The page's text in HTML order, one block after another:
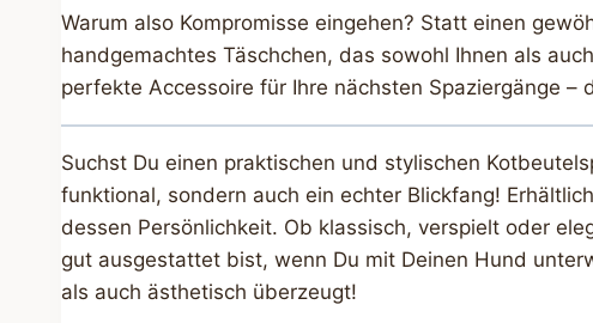
Warum also Kompromisse eingehen? Statt einen
handgemachtes Täschchen, das sowohl Ihnen als
perfekte Accessoire für Ihre nächsten Spaziergänge
Suchst Du einen praktischen und stylischen
funktional, sondern auch ein echter Blickfang!
dessen Persönlichkeit. Ob klassisch, verspielt oder
gut ausgestattet bist, wenn Du mit Deinen Hund
als auch ästhetisch überzeugt!